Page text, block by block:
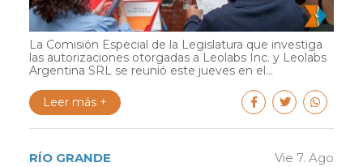
La Comisión Especial de la Legislatura que investiga
las autorizaciones otorgadas a Leolabs Inc. y Leolabs
Argentina SRL se reunió este jueves en el...
Leer más +
RÍO GRANDE Vie 7. Ago